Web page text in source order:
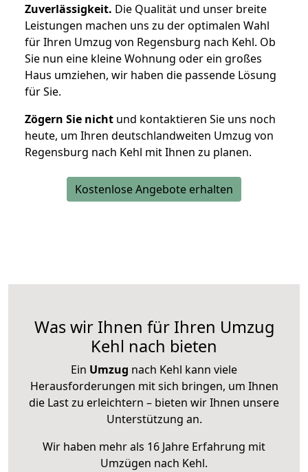
Zuverlässigkeit. Die Qualität und unser breite
Leistungen machen uns zu der optimalen Wahl
für Ihren Umzug von Regensburg nach Kehl. Ob
Sie nun eine kleine Wohnung oder ein großes
Haus umziehen, wir haben die passende Lösung
für Sie.
Zögern Sie nicht und kontaktieren Sie uns noch
heute, um Ihren deutschlandweiten Umzug von
Regensburg nach Kehl mit Ihnen zu planen.
Kostenlose Angebote erhalten
Was wir Ihnen für Ihren Umzug
Kehl nach bieten
Ein Umzug nach Kehl kann viele
Herausforderungen mit sich bringen, um Ihnen
die Last zu erleichtern – bieten wir Ihnen unsere
Unterstützung an.
Wir haben mehr als 16 Jahre Erfahrung mit
Umzügen nach Kehl.